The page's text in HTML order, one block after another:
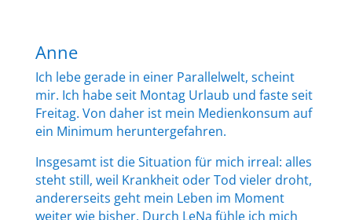
Anne
Ich lebe gerade in einer Parallelwelt, scheint
mir. Ich habe seit Montag Urlaub und faste seit
Freitag. Von daher ist mein Medienkonsum auf
ein Minimum heruntergefahren.
Insgesamt ist die Situation für mich irreal: alles
steht still, weil Krankheit oder Tod vieler droht,
andererseits geht mein Leben im Moment
weiter wie bisher. Durch LeNa fühle ich mich